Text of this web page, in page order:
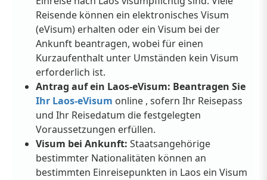
Reisende können ein elektronisches Visum
(eVisum) erhalten oder ein Visum bei der
Ankunft beantragen, wobei für einen
Kurzaufenthalt unter Umständen kein Visum
erforderlich ist.
Antrag auf ein Laos-eVisum: Beantragen Sie
Ihr Laos-eVisum online , sofern Ihr Reisepass
und Ihr Reisedatum die festgelegten
Voraussetzungen erfüllen.
Visum bei Ankunft: Staatsangehörige
bestimmter Nationalitäten können an
bestimmten Einreisepunkten in Laos ein Visum